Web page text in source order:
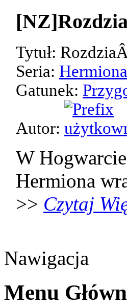
Tytuł:
Seria:
Gatunek:
Autor:
W
Hermiona
>> Czytaj
Nawigacja
Menu